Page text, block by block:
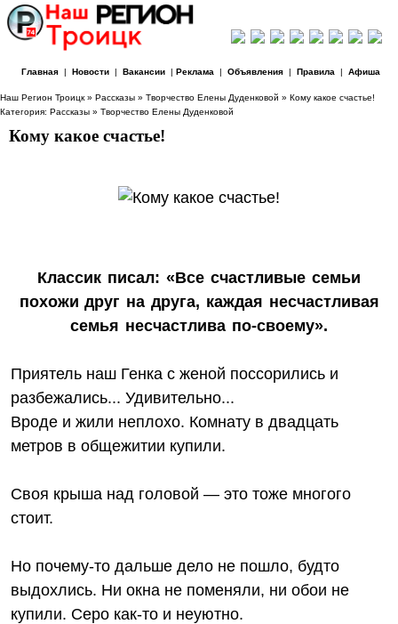
Главная| Новости| Вакансии| Реклама | Объявления| Правила | Афиша
Наш Регион Троицк » Рассказы » Творчество Елены Дуденковой » Кому какое счастье!
Категория: Рассказы » Творчество Елены Дуденковой
Кому какое счастье!
Классик писал: «Все счастливые семьи
похожи друг на друга, каждая несчастливая
семья несчастлива по-своему».
Приятель наш Генка с женой поссорились и
разбежались... Удивительно...
Вроде и жили неплохо. Комнату в двадцать
метров в общежитии купили.
Своя крыша над головой — это тоже многого
стоит.
Но почему-то дальше дело не пошло, будто
выдохлись. Ни окна не поменяли, ни обои не
купили. Серо как-то и неуютно.